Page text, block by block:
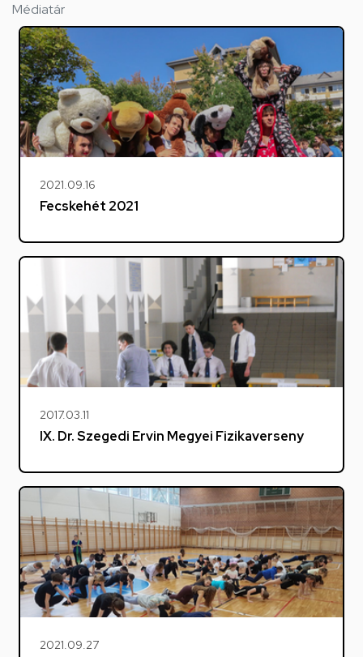
Médiatár
2021.09.16
Fecskehét 2021
2017.03.11
IX. Dr. Szegedi Ervin Megyei Fizikaverseny
2021.09.27